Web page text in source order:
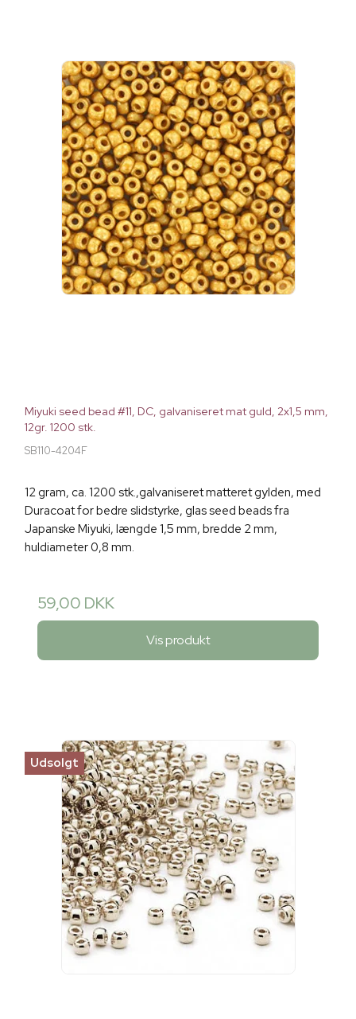
Miyuki seed bead #11, DC, galvaniseret mat guld, 2x1,5 mm,
12gr. 1200 stk.
SB110-4204F
12 gram, ca. 1200 stk.,galvaniseret matteret gylden, med
Duracoat for bedre slidstyrke, glas seed beads fra
Japanske Miyuki, længde 1,5 mm, bredde 2 mm,
huldiameter 0,8 mm.
59,00 DKK
Vis produkt
Udsolgt